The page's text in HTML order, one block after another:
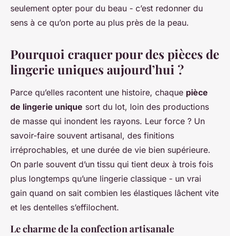
seulement opter pour du beau - c’est redonner du
sens à ce qu’on porte au plus près de la peau.
Pourquoi craquer pour des pièces de
lingerie uniques aujourd’hui ?
Parce qu’elles racontent une histoire, chaque pièce
de lingerie unique sort du lot, loin des productions
de masse qui inondent les rayons. Leur force ? Un
savoir-faire souvent artisanal, des finitions
irréprochables, et une durée de vie bien supérieure.
On parle souvent d’un tissu qui tient deux à trois fois
plus longtemps qu’une lingerie classique - un vrai
gain quand on sait combien les élastiques lâchent vite
et les dentelles s’effilochent.
Le charme de la confection artisanale